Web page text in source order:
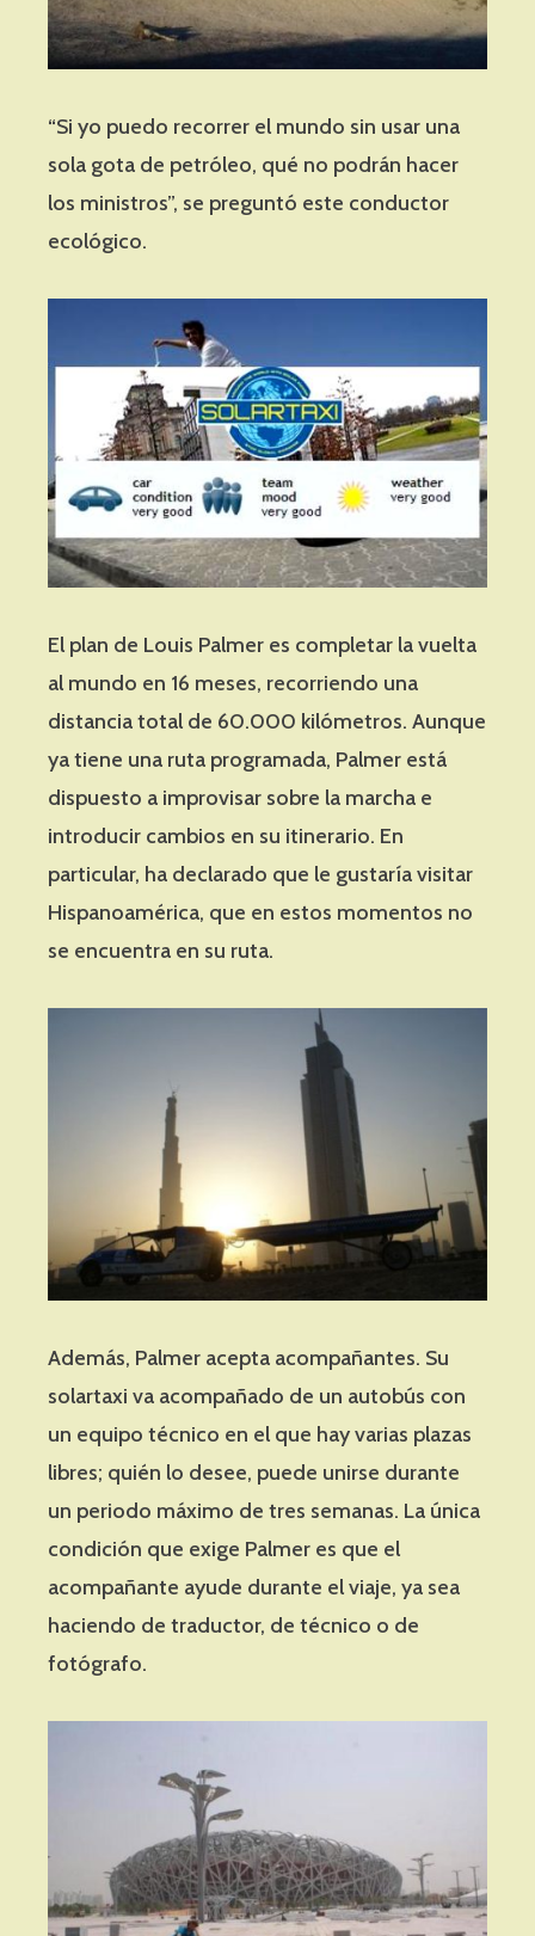
“Si yo puedo recorrer el mundo sin usar una
sola gota de petróleo, qué no podrán hacer
los ministros”, se preguntó este conductor
ecológico.
El plan de Louis Palmer es completar la vuelta
al mundo en 16 meses, recorriendo una
distancia total de 60.000 kilómetros. Aunque
ya tiene una ruta programada, Palmer está
dispuesto a improvisar sobre la marcha e
introducir cambios en su itinerario. En
particular, ha declarado que le gustaría visitar
Hispanoamérica, que en estos momentos no
se encuentra en su ruta.
Además, Palmer acepta acompañantes. Su
solartaxi va acompañado de un autobús con
un equipo técnico en el que hay varias plazas
libres; quién lo desee, puede unirse durante
un periodo máximo de tres semanas. La única
condición que exige Palmer es que el
acompañante ayude durante el viaje, ya sea
haciendo de traductor, de técnico o de
fotógrafo.